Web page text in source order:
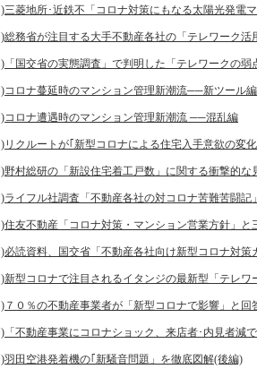
三菱地所･近鉄不「コロナ対策にもなる太陽光発電
総務省が注目する大手不動産各社の「テレワーク活
「国交省の実態調査」で判明した「テレワークの弱
)コロナ蔓延時のマンション管理新潮流──新ツール編
)コロナ遭遇時のマンション管理新潮流 ──混乱編
リクルートが｢新型コロナによる住宅入手意欲の変
野村総研の「新設住宅着工戸数」に関する衝撃的な
ライフル社調査「不動産各社の対コロナ苦難苦闘記
住友不動産「コロナ対策・マンション営業方針」
必読資料、国交省「不動産各社向け新型コロナ対策
新型コロナで注目されるイタンジの最新型「テレワ
)７０％の不動産事業者が「新型コロナで影響」と
)「不動産事業にコロナショック、来店者･内見者減
羽田空港発着機の｢新騒音問題」を徹底図解(後編)